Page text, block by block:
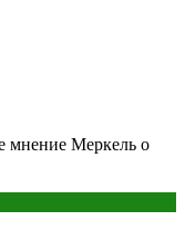
мнение Меркель о